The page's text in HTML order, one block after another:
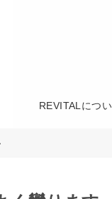
REVITALにつ